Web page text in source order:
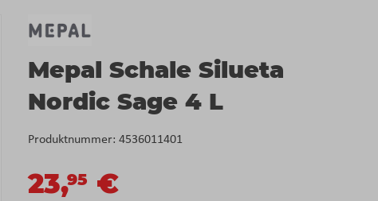
Mepal Schale Silueta
Nordic Sage 4 L
Produktnummer: 4536011401
23,95 €